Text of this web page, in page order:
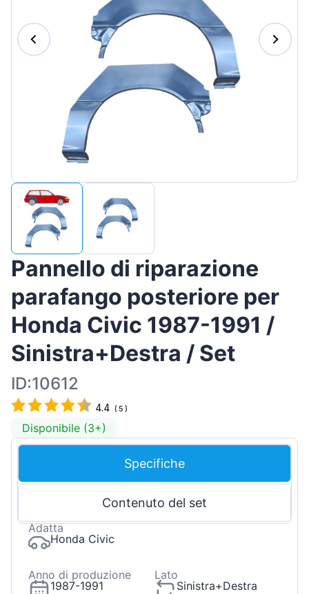
Português
Slovenian
Pannello di riparazione
parafango posteriore per
Honda Civic 1987-1991 /
Sinistra+Destra / Set
ID:10612
4.4 (5 )
Disponibile (3+)
Specifiche
Contenuto del set
Adatta
Honda Civic
Anno di produzione
1987-1991
Lato
Sinistra+Destra